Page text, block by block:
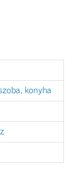
konyha